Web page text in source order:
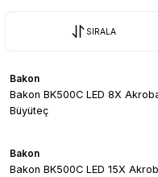
SIRALA
Bakon
Bakon BK500C LED 8X
Büyüteç
Bakon
Bakon BK500C LED 15X